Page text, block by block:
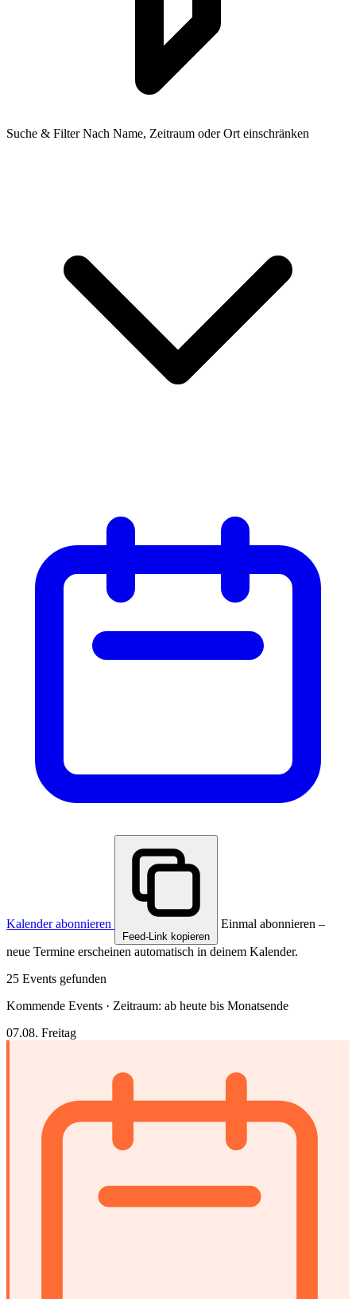
Suche & FilterNach Name, Zeitraum oder Ort einschränken
Kalender abonnieren
Feed-Link kopieren
Einmal abonnieren –
neue Termine erscheinen automatisch in deinem Kalender.
25 Events gefunden
Kommende Events · Zeitraum: ab heute bis Monatsende
07.08. Freitag